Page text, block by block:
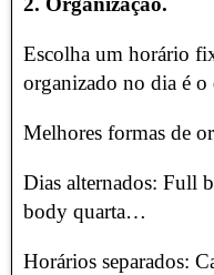
Escolha um horário
organizado no dia é o
Melhores formas de
Dias alternados: Full
body quarta…
Horários separados: